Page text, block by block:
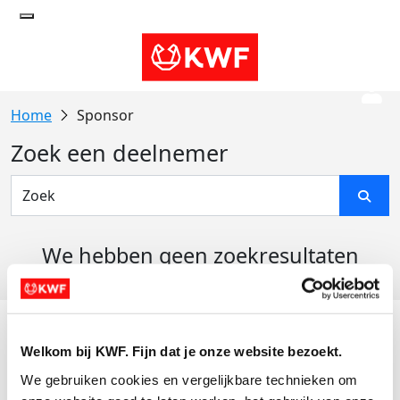
Welkom bij KWF. Fijn dat je onze website bezoekt.
We gebruiken cookies en vergelijkbare technieken om
Sponsor
Zoek een deelnemer
We hebben geen zoekresultaten
Actiematerialen
Evenementen